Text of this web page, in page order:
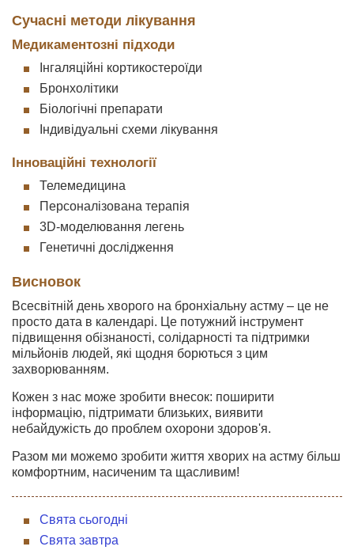
Сучасні методи лікування
Медикаментозні підходи
Інгаляційні кортикостероїди
Бронхолітики
Біологічні препарати
Індивідуальні схеми лікування
Інноваційні технології
Телемедицина
Персоналізована терапія
3D-моделювання легень
Генетичні дослідження
Висновок
Всесвітній день хворого на бронхіальну астму – це не
просто дата в календарі. Це потужний інструмент
підвищення обізнаності, солідарності та підтримки
мільйонів людей, які щодня борються з цим
захворюванням.
Кожен з нас може зробити внесок: поширити
інформацію, підтримати близьких, виявити
небайдужість до проблем охорони здоров'я.
Разом ми можемо зробити життя хворих на астму більш
комфортним, насиченим та щасливим!
Свята сьогодні
Свята завтра